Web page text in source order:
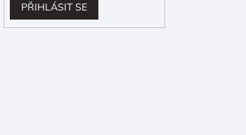
PŘIHLÁSIT SE